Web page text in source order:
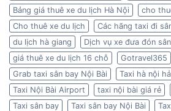
Bảng giá thuê xe du lịch Hà Nội
cho
Cho thuê xe du lịch
Các hãng taxi đi
du lịch hà giang
Dịch vụ xe đưa đón
giá thuê xe du lịch 16 chỗ
Gotravel365
Grab taxi sân bay Nội Bài
Taxi hà nội
Taxi Nội Bài Airport
taxi nội bài giá rẻ
Taxi sân bay
Taxi sân bay Nội Bài